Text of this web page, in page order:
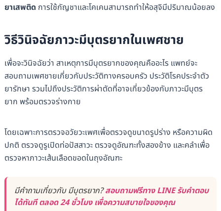
ยาเสพติด การใช้กัญชาและโคเคนสามารถทำให้อสุจิมีปริมาณน้อยลง
วิธีวินิจฉัยภาวะมีบุตรยากในเพศชาย
เพื่อจะวินิจฉัยว่า สาเหตุการมีบุตรยากของคุณคืออะไร แพทย์จะ
สอบถามเพศชายเกี่ยวกับประวัติทางครอบครัว ประวัติโรคประจำตัว
ยารักษา รวมไปถึงประวัติการผ่าตัดที่อาจเกี่ยวข้องกับภาวะมีบุตร
ยาก พร้อมตรวจร่างกาย
โดยเฉพาะการตรวจอวัยวะเพศเพื่อตรวจดูขนาดรูปร่าง หรือความผิด
ปกติ ตรวจดูรูเปิดท่อปัสสาวะ ตรวจดูอัณฑะทั้งสองข้าง และคลำเพื่อ
ตรวจหาภาวะเส้นเลือดขอดในถุงอัณฑะ
มีคำถามเกี่ยวกับ มีบุตรยาก?สอบถามฟรีทาง LINE รับคำตอบ
ได้ทันที ตลอด 24 ชั่วโมง เพื่อความสบายใจของคุณ